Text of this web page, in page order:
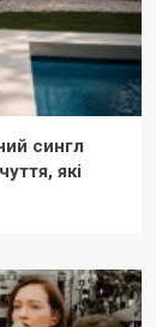
сингл
які